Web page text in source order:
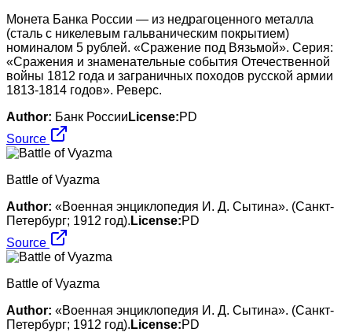
Монета Банка России — из недрагоценного металла
(сталь с никелевым гальваническим покрытием)
номиналом 5 рублей. «Сражение под Вязьмой». Серия:
«Сражения и знаменательные события Отечественной
войны 1812 года и заграничных походов русской армии
1813-1814 годов». Реверс.
Author: Банк России License:PD
Source
Battle of Vyazma
Author: «Военная энциклопедия И. Д. Сытина». (Санкт-
Петербург; 1912 год). License:PD
Source
Battle of Vyazma
Author: «Военная энциклопедия И. Д. Сытина». (Санкт-
Петербург; 1912 год). License:PD